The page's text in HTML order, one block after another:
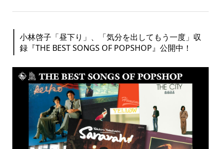
小林啓子「昼下り」、「気分を出してもう一度」収
録『THE BEST SONGS OF POPSHOP』公開中！